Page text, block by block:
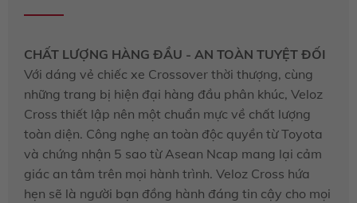
CHẤT LƯỢNG HÀNG ĐẦU - AN TOÀN TUYỆT ĐỐI
Với dáng vẻ chiếc xe Crossover thời thượng, cùng
những trang bị hiện đại hàng đầu phân khúc, Veloz
Cross thiết lập nên một chuẩn mực về chất lượng
toàn diện. Công nghẹ an toàn độc quyền từ Toyota
và chứng nhận 5 sao từ Asean Ncap mang lại cảm
giác an tâm trên mọi hành trình. Veloz Cross hứa
hẹn sẽ là người bạn đồng hành đáng tin cậy cho mọi